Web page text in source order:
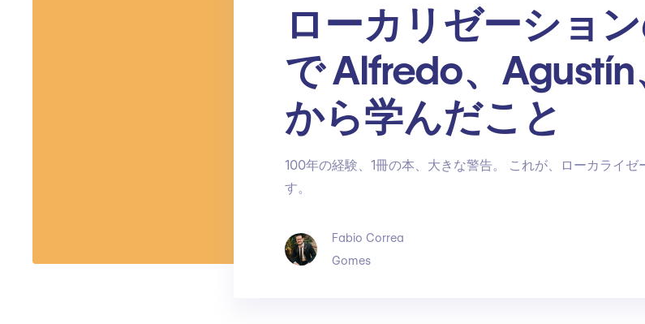
ローカリゼーショ
で Alfredo、
から学んだこと
100年の経験、1冊の本、大きな警告。 これが、ローカライ
す。
Fabio Correa
Gomes